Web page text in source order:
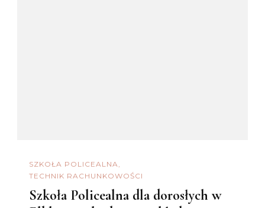
SZKOŁA POLICEALNA
TECHNIK RACHUNKOWOŚCI
Szkoła Policealna dla dorosłych w